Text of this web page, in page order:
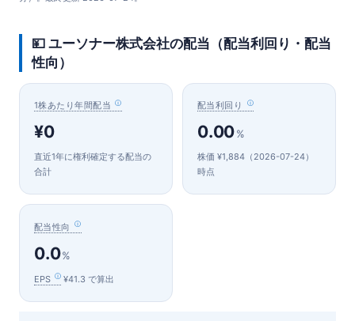
💴 ユーソナー株式会社の配当（配当利回り・配当
性向）
1株あたり年間配当
¥0
直近1年に権利確定する配当の
合計
配当利回り
0.00%
株価 ¥1,884（2026-07-24）
時点
配当性向
0.0%
EPS ¥41.3 で算出